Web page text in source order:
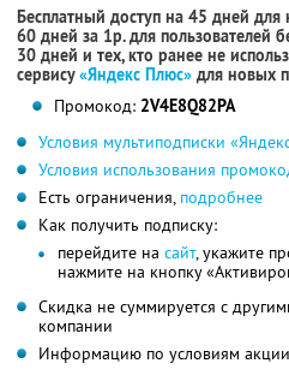
Бесплатный доступ на 45 дней
60 дней за 1р. для пользователей
30 дней и тех, кто ранее не
сервису«Яндекс Плюс» для новых
Промокод: 2V4E8Q82PA
Условия мультиподписки
Условия использования
Есть ограничения, подробнее
Как получить подписку:
перейдите на сайт, укажите
нажмите на кнопку
Скидка не суммируется с
компании
Информацию по условиям